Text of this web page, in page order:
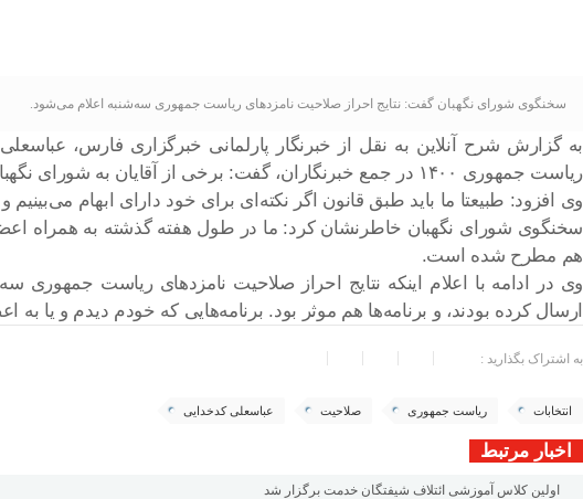
سخنگوی شورای نگهبان گفت: نتایج احراز صلاحیت نامزدهای ریاست جمهوری سه‌شنبه اعلام می‌شود.
به گزارش شرح آنلاین به نقل از خبرنگار پارلمانی خبرگزاری فارس،
ریاست جمهوری ۱۴۰۰ در جمع خبرنگاران، گفت: برخی از آقایان به شورای نگهبان مراجعه کردند و برخی دیگر به صورت مکتوب مطالبی را اضافه کردند.
وی افزود: طبیعتا ما باید طبق قانون اگر نکته‌ای برای خود دارای ابهام
سخنگوی شورای نگهبان خاطرنشان کرد: ما در طول هفته گذشته به همراه
هم مطرح شده است.
وی در ادامه با اعلام اینکه نتایج احراز صلاحیت نامزدهای ریاست جمهوری
ارسال کرده بودند، و برنامه‌ها هم موثر بود. برنامه‌هایی که خودم دیدم و یا به
به اشتراک بگذارید :
انتخابات ریاست جمهوری صلاحیت عباسعلی کدخدایی
اخبار مرتبط
اولین کلاس‌ آموزشی ائتلاف شیفتگان خدمت برگزار شد